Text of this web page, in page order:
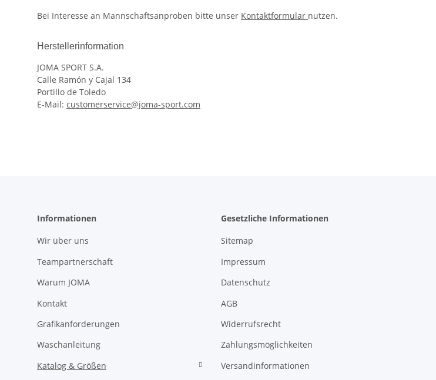
Bei Interesse an Mannschaftsanproben bitte unser Kontaktformular nutzen.
Herstellerinformation
JOMA SPORT S.A.
Calle Ramón y Cajal 134
Portillo de Toledo
E-Mail: customerservice@joma-sport.com
Informationen
Katalog & Größen
Wir über uns
Teampartnerschaft
Warum JOMA
Kontakt
Grafikanforderungen
Waschanleitung
Gesetzliche Informationen
Sitemap
Impressum
Datenschutz
AGB
Widerrufsrecht
Zahlungsmöglichkeiten
Versandinformationen